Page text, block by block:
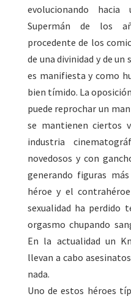
evolucionando
Supermán de los
procedente de los
de una divinidad y de
es manifiesta y como
bien tímido. La
puede reprochar un
se mantienen ciertos
industria
novedosos y con
generando figuras
héroe y el
sexualidad ha perdido
orgasmo chupando
En la actualidad un
llevan a cabo
nada.
Uno de estos héroes